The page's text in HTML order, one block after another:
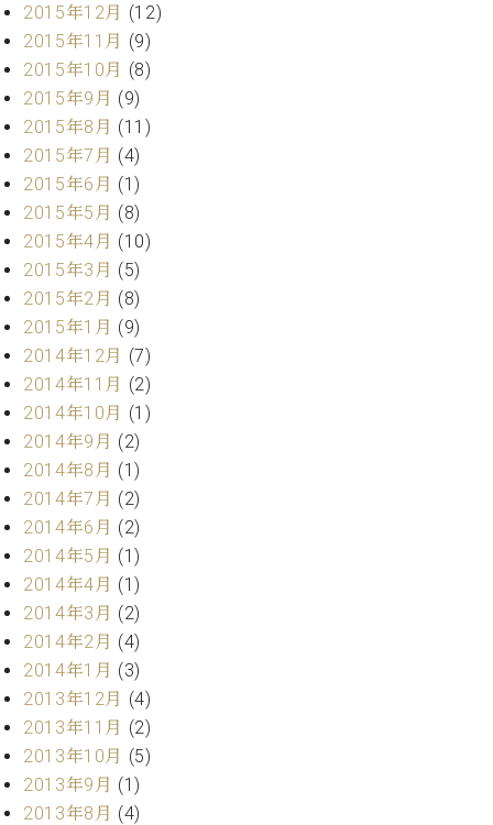
2015年12月 (12)
2015年11月 (9)
2015年10月 (8)
2015年9月 (9)
2015年8月 (11)
2015年7月 (4)
2015年6月 (1)
2015年5月 (8)
2015年4月 (10)
2015年3月 (5)
2015年2月 (8)
2015年1月 (9)
2014年12月 (7)
2014年11月 (2)
2014年10月 (1)
2014年9月 (2)
2014年8月 (1)
2014年7月 (2)
2014年6月 (2)
2014年5月 (1)
2014年4月 (1)
2014年3月 (2)
2014年2月 (4)
2014年1月 (3)
2013年12月 (4)
2013年11月 (2)
2013年10月 (5)
2013年9月 (1)
2013年8月 (4)